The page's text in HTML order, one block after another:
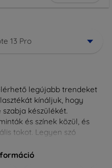
13 Pro
legújabb trendeket
kínáljuk, hogy
készülékét.
és színek közül, és
tokot. Legyen szó
megtalálja a stílusához